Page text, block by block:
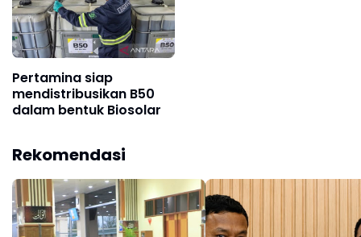
Pertamina siap
mendistribusikan B50
dalam bentuk Biosolar
Rekomendasi